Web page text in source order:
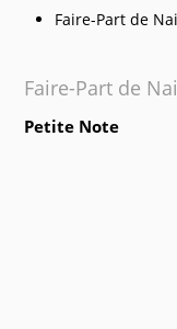
Faire-Part de
Faire-Part de
Petite Note